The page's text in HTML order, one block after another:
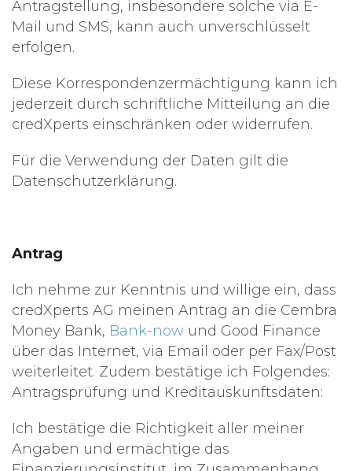
Antragstellung, insbesondere solche via E-
Mail und SMS, kann auch unverschlüsselt
erfolgen.
Diese Korrespondenzermächtigung kann ich
jederzeit durch schriftliche Mitteilung an die
credXperts einschränken oder widerrufen.
Für die Verwendung der Daten gilt die
Datenschutzerklärung.
Antrag
Ich nehme zur Kenntnis und willige ein, dass
credXperts AG meinen Antrag an die Cembra
Money Bank, Bank-now und Good Finance
über das Internet, via Email oder per Fax/Post
weiterleitet. Zudem bestätige ich Folgendes:
Antragsprüfung und Kreditauskunftsdaten:
Ich bestätige die Richtigkeit aller meiner
Angaben und ermächtige das